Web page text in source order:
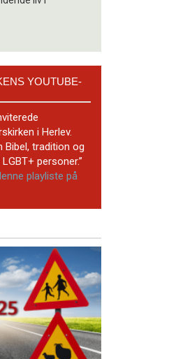
YOUTUBE-
i Herlev.
Bibel, tradition og
personer.”
playliste på